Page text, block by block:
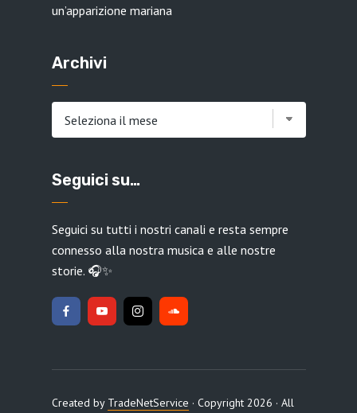
un’apparizione mariana
Archivi
Seguici su…
Seguici su tutti i nostri canali e resta sempre
connesso alla nostra musica e alle nostre
storie. 🎧✨
Created by TradeNetService · Copyright 2026 · All